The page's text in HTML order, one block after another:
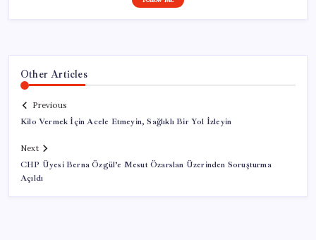
Other Articles
Previous
Kilo Vermek İçin Acele Etmeyin, Sağlıklı Bir Yol İzleyin
Next
CHP Üyesi Berna Özgül’e Mesut Özarslan Üzerinden Soruşturma
Açıldı